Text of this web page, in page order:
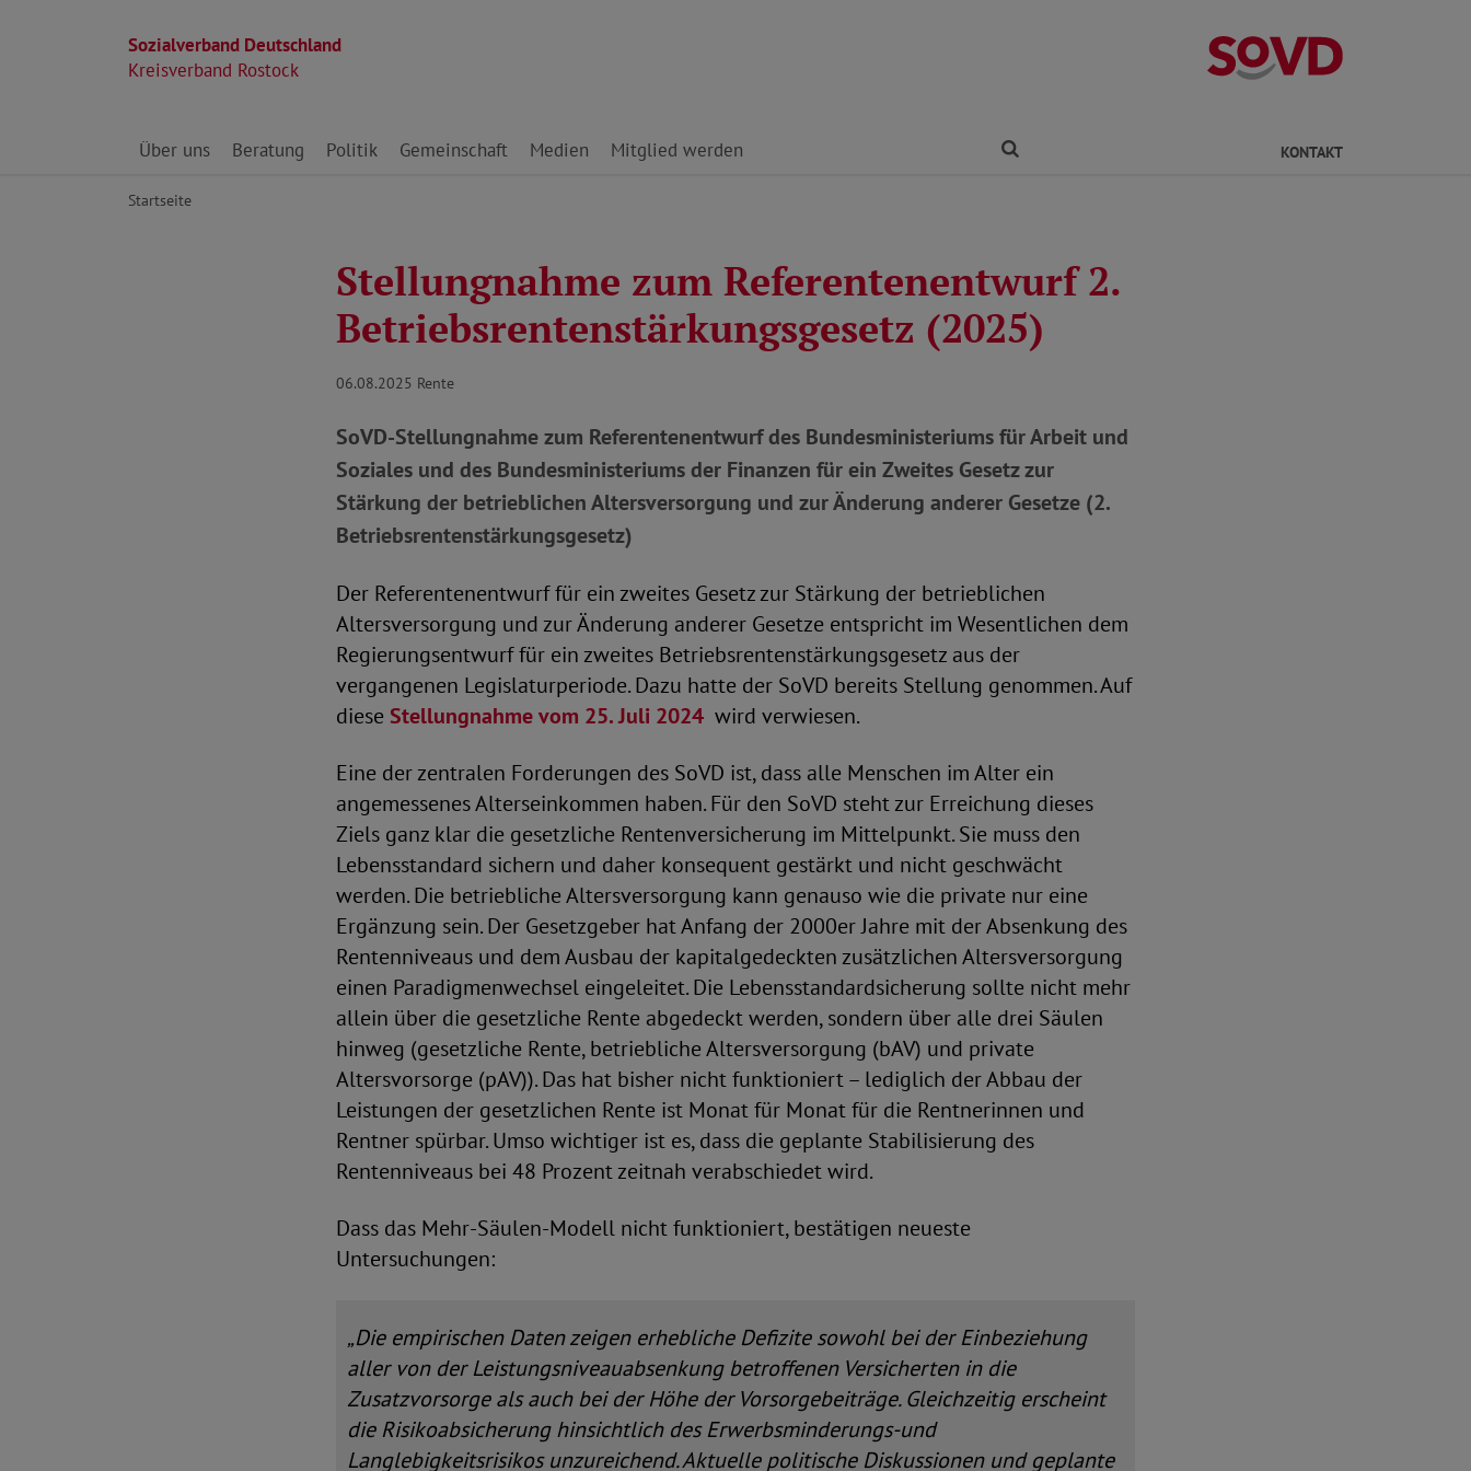
Sozialverband Deutschland
Kreisverband Rostock
Kreisverband
Direkt zu den Inhalten springen
Über uns Beratung Politik Gemeinschaft Medien Mitglied werden KONTAKT
Startseite
Stellungnahme zum Referentenentwurf 2.
Betriebsrentenstärkungsgesetz (2025)
06.08.2025 Rente
SoVD-Stellungnahme zum Referentenentwurf des Bundesministeriums für Arbeit und
Soziales und des Bundesministeriums der Finanzen für ein Zweites Gesetz zur
Stärkung der betrieblichen Altersversorgung und zur Änderung anderer Gesetze (2.
Betriebsrentenstärkungsgesetz)
Der Referentenentwurf für ein zweites Gesetz zur Stärkung der betrieblichen
Altersversorgung und zur Änderung anderer Gesetze entspricht im Wesentlichen dem
Regierungsentwurf für ein zweites Betriebsrentenstärkungsgesetz aus der
vergangenen Legislaturperiode. Dazu hatte der SoVD bereits Stellung genommen. Auf
diese Stellungnahme vom 25. Juli 2024 wird verwiesen.
Eine der zentralen Forderungen des SoVD ist, dass alle Menschen im Alter ein
angemessenes Alterseinkommen haben. Für den SoVD steht zur Erreichung dieses
Ziels ganz klar die gesetzliche Rentenversicherung im Mittelpunkt. Sie muss den
Lebensstandard sichern und daher konsequent gestärkt und nicht geschwächt
werden. Die betriebliche Altersversorgung kann genauso wie die private nur eine
Ergänzung sein. Der Gesetzgeber hat Anfang der 2000er Jahre mit der Absenkung des
Rentenniveaus und dem Ausbau der kapitalgedeckten zusätzlichen Altersversorgung
einen Paradigmenwechsel eingeleitet. Die Lebensstandardsicherung sollte nicht mehr
allein über die gesetzliche Rente abgedeckt werden, sondern über alle drei Säulen
hinweg (gesetzliche Rente, betriebliche Altersversorgung (bAV) und private
Altersvorsorge (pAV)). Das hat bisher nicht funktioniert – lediglich der Abbau der
Leistungen der gesetzlichen Rente ist Monat für Monat für die Rentnerinnen und
Rentner spürbar. Umso wichtiger ist es, dass die geplante Stabilisierung des
Rentenniveaus bei 48 Prozent zeitnah verabschiedet wird.
Dass das Mehr-Säulen-Modell nicht funktioniert, bestätigen neueste
Untersuchungen:
„Die empirischen Daten zeigen erhebliche Defizite sowohl bei der Einbeziehung
aller von der Leistungsniveauabsenkung betroffenen Versicherten in die
Zusatzvorsorge als auch bei der Höhe der Vorsorgebeiträge. Gleichzeitig erscheint
die Risikoabsicherung hinsichtlich des Erwerbsminderungs-und
Langlebigkeitsrisikos unzureichend. Aktuelle politische Diskussionen und geplante